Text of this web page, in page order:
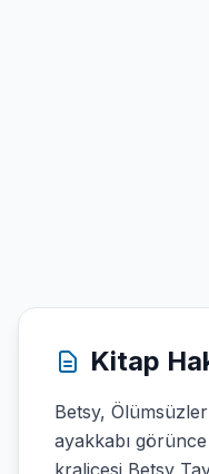
Kitap
Betsy,
ayakkabı
kraliçesi Betsy